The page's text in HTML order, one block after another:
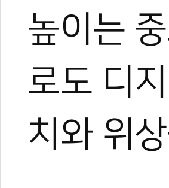
높이는
로도 디
치와 위